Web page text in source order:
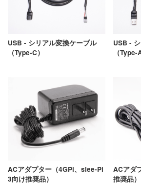
USB - シリアル変換ケーブル
（Type-C）
USB -
（Type-
ACアダプター（4GPi、slee-Pi
3向け推奨品）
ACアダ
推奨品）